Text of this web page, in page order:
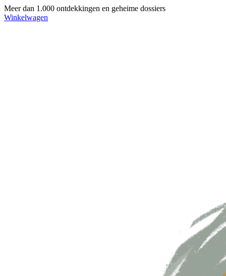
Meer dan 1.000 ontdekkingen en geheime dossiers
Winkelwagen